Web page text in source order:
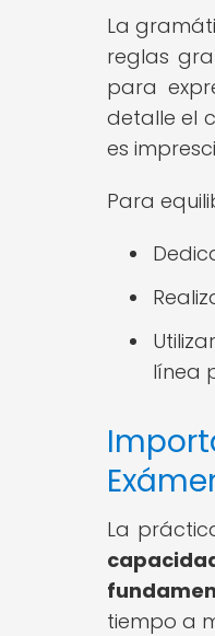
La
reglas
para
detalle el
es
Para
línea
La
tiempo a